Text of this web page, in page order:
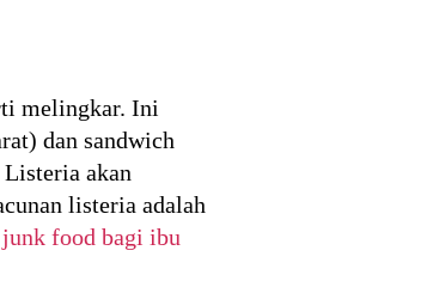
melingkar. Ini
dan sandwich
akan
listeria adalah
junk food bagi ibu